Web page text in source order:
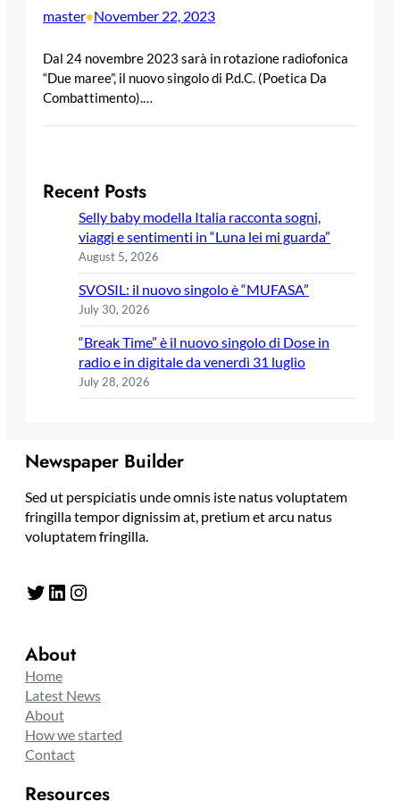
master•November 22, 2023
Dal 24 novembre 2023 sarà in rotazione radiofonica
“Due maree”, il nuovo singolo di P.d.C. (Poetica Da
Combattimento).…
Recent Posts
Selly baby modella Italia racconta sogni,
viaggi e sentimenti in “Luna lei mi guarda”
August 5, 2026
SVOSIL: il nuovo singolo è “MUFASA”
July 30, 2026
“Break Time” è il nuovo singolo di Dose in
radio e in digitale da venerdì 31 luglio
July 28, 2026
Newspaper Builder
Sed ut perspiciatis unde omnis iste natus voluptatem
fringilla tempor dignissim at, pretium et arcu natus
voluptatem fringilla.
Twitter LinkedIn Instagram
About
Home
Latest News
About
How we started
Contact
Resources